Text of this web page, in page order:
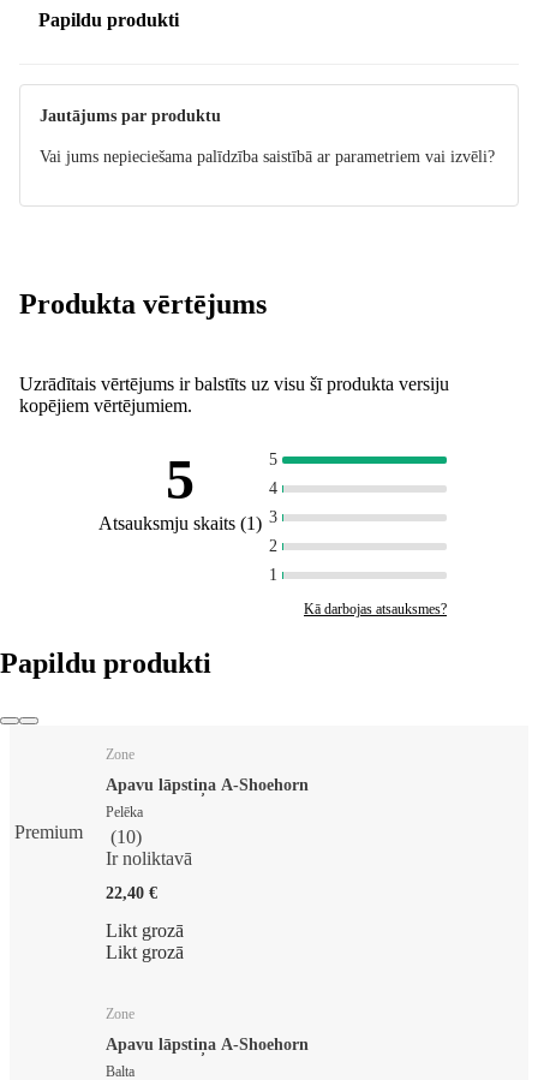
Papildu produkti
Jautājums par produktu
Vai jums nepieciešama palīdzība saistībā ar parametriem vai izvēli?
Produkta vērtējums
Uzrādītais vērtējums ir balstīts uz visu šī produkta versiju
kopējiem vērtējumiem.
5
Atsauksmju skaits (1)
5
4
3
2
1
Kā darbojas atsauksmes?
Papildu produkti
Premium
Zone
Apavu lāpstiņa A-Shoehorn
Pelēka
(10)
Ir noliktavā
22,40 €
Likt grozā
Likt grozā
Zone
Apavu lāpstiņa A-Shoehorn
Balta